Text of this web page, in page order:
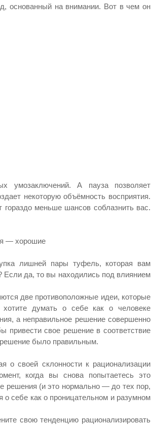
на внимании. Вот в чем он
умозаключений. А пауза позволяет
некоторую объёмность восприятия.
меньше шансов соблазнить вас.
— хорошие
лишней пары туфель, которая вам
Если да, то вы находились под влиянием
две противоположные идеи, которые
думать о себе как о человеке
а неправильное решение совершенно
привести свое решение в соответствие
было правильным.
о своей склонности к рационализации
когда вы снова попытаетесь это
решения (и это нормально — до тех пор,
о себе как о проницательном и разумном
свою тенденцию рационализировать